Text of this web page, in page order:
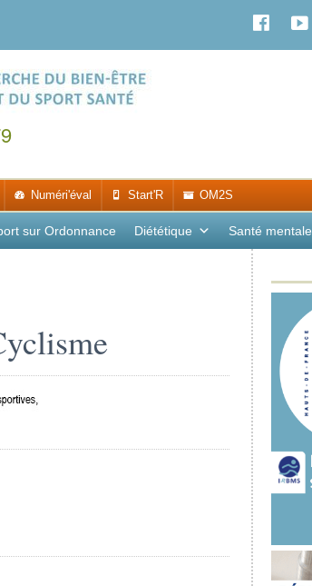
Numéri'éval Start'R OM2S
sur Ordonnance Diététique Santé mentale